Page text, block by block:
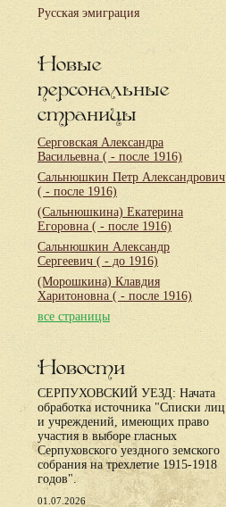
Русская эмиграция
Новые
персональные
страницы
Серговская Александра
Васильевна ( - после 1916)
Сальнюшкин Петр Александрович
( - после 1916)
(Сальнюшкина) Екатерина
Егоровна ( - после 1916)
Сальнюшкин Александр
Сергеевич ( - до 1916)
(Морошкина) Клавдия
Харитоновна ( - после 1916)
все страницы
Новости
СЕРПУХОВСКИЙ УЕЗД: Начата
обработка источника "Списки лиц
и учреждений, имеющих право
участия в выборе гласных
Серпуховского уездного земского
собрания на трехлетие 1915-1918
годов".
01.07.2026